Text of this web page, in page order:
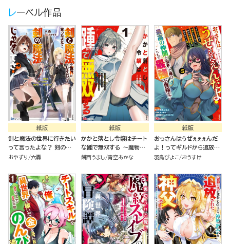
レーベル作品
紙版
剣と魔法の世界に行きたい
って言ったよな？ 剣の魔
法じゃなくてさ？ ～ギフト
少女たちと駆け抜ける～
おやずり 六轟
紙版
かかと落とし令嬢はチート
な踵で無双する ～魔物を
即死させて楽しんでいた
壊しました～（１）
餅西うまし 青空あかな
紙版
おっさんはうぜぇぇぇんだ
よ！ってギルドから追放し
たくせに、後から復帰要請
仲間と出会った俺はこっち
で最強を目指す！（５）
羽鳥ぴよこ おうすけ